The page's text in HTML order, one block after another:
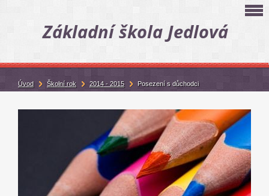
Základní škola Jedlová
Úvod Školní rok 2014 - 2015 Posezení s důchodci